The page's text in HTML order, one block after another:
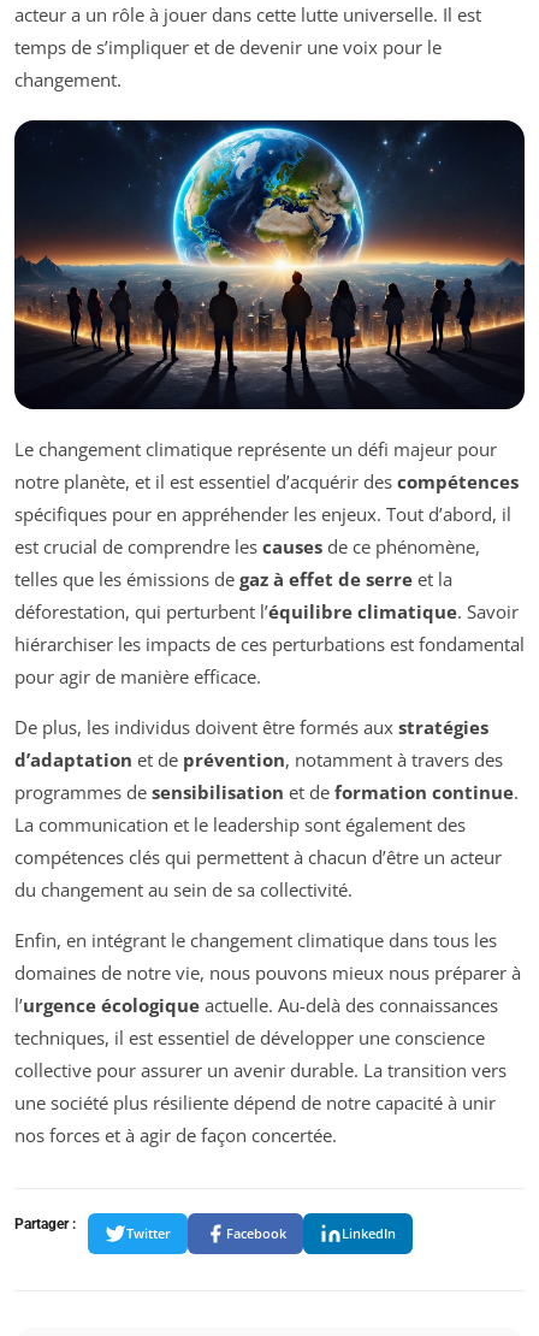
acteur a un rôle à jouer dans cette lutte universelle. Il est
temps de s’impliquer et de devenir une voix pour le
changement.
Le changement climatique représente un défi majeur pour
notre planète, et il est essentiel d’acquérir des compétences
spécifiques pour en appréhender les enjeux. Tout d’abord, il
est crucial de comprendre les causes de ce phénomène,
telles que les émissions de gaz à effet de serre et la
déforestation, qui perturbent l’équilibre climatique. Savoir
hiérarchiser les impacts de ces perturbations est fondamental
pour agir de manière efficace.
De plus, les individus doivent être formés aux stratégies
d’adaptation et de prévention, notamment à travers des
programmes de sensibilisation et de formation continue.
La communication et le leadership sont également des
compétences clés qui permettent à chacun d’être un acteur
du changement au sein de sa collectivité.
Enfin, en intégrant le changement climatique dans tous les
domaines de notre vie, nous pouvons mieux nous préparer à
l’urgence écologique actuelle. Au-delà des connaissances
techniques, il est essentiel de développer une conscience
collective pour assurer un avenir durable. La transition vers
une société plus résiliente dépend de notre capacité à unir
nos forces et à agir de façon concertée.
Partager :
Twitter Facebook LinkedIn